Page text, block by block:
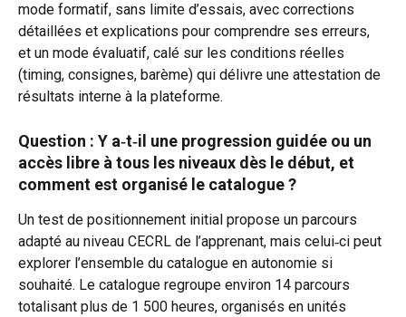
mode formatif, sans limite d’essais, avec corrections
détaillées et explications pour comprendre ses erreurs,
et un mode évaluatif, calé sur les conditions réelles
(timing, consignes, barème) qui délivre une attestation de
résultats interne à la plateforme.
Question : Y a‑t‑il une progression guidée ou un
accès libre à tous les niveaux dès le début, et
comment est organisé le catalogue ?​
Un test de positionnement initial propose un parcours
adapté au niveau CECRL de l’apprenant, mais celui‑ci peut
explorer l’ensemble du catalogue en autonomie si
souhaité. Le catalogue regroupe environ 14 parcours
totalisant plus de 1 500 heures, organisés en unités